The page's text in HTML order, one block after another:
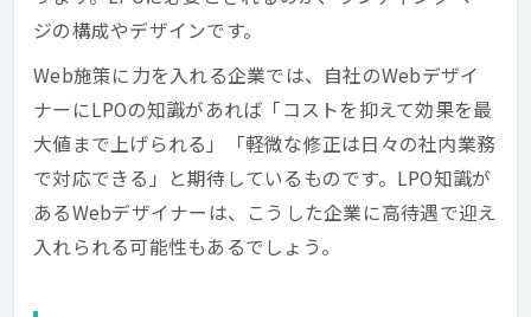
ジの構成やデザインです。
Web施策に力を入れる企業では、自社のWebデザイ
ナーにLPOの知識があれば「コストを抑えて効果を最
大値まで上げられる」「軽微な修正は日々の社内業務
で対応できる」と期待しているものです。LPO知識が
あるWebデザイナーは、こうした企業に高待遇で迎え
入れられる可能性もあるでしょう。